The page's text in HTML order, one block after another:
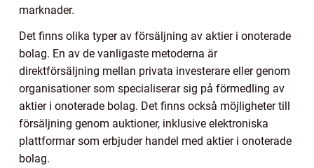
marknader.
Det finns olika typer av försäljning av aktier i onoterade
bolag. En av de vanligaste metoderna är
direktförsäljning mellan privata investerare eller genom
organisationer som specialiserar sig på förmedling av
aktier i onoterade bolag. Det finns också möjligheter till
försäljning genom auktioner, inklusive elektroniska
plattformar som erbjuder handel med aktier i onoterade
bolag.